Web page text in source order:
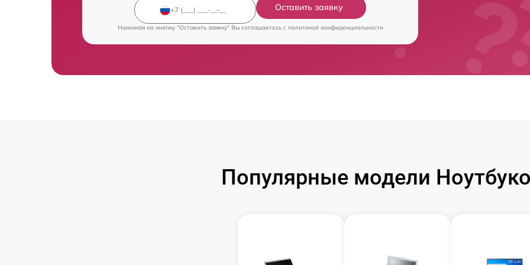
Оставить заявку
Нажимая на кнопку "Оставить заявку" Вы соглашаетесь c политикой конфиденциальности
Популярные модели